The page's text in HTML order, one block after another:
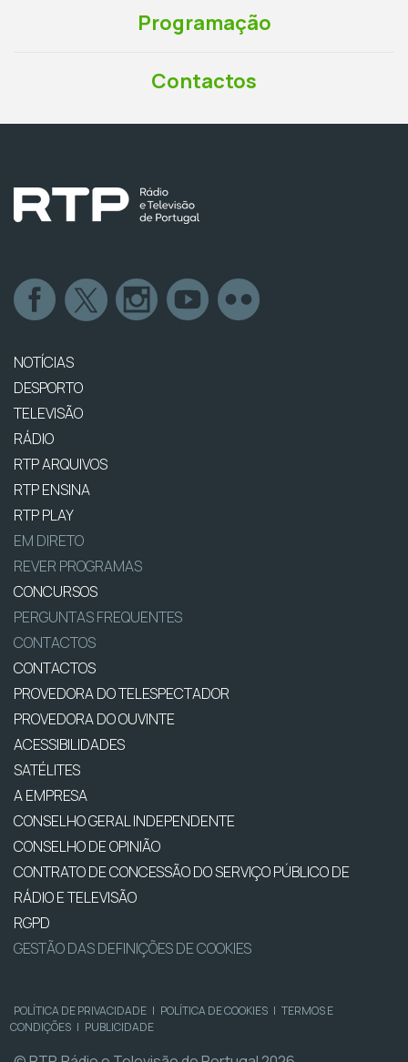
Programação
Contactos
NOTÍCIAS
DESPORTO
TELEVISÃO
RÁDIO
RTP ARQUIVOS
RTP ENSINA
RTP PLAY
EM DIRETO
REVER PROGRAMAS
CONCURSOS
PERGUNTAS FREQUENTES
CONTACTOS
CONTACTOS
PROVEDORA DO TELESPECTADOR
PROVEDORA DO OUVINTE
ACESSIBILIDADES
SATÉLITES
A EMPRESA
CONSELHO GERAL INDEPENDENTE
CONSELHO DE OPINIÃO
CONTRATO DE CONCESSÃO DO SERVIÇO PÚBLICO DE
RÁDIO E TELEVISÃO
RGPD
GESTÃO DAS DEFINIÇÕES DE COOKIES
POLÍTICA DE PRIVACIDADE | POLÍTICA DE COOKIES | TERMOS E
CONDIÇÕES | PUBLICIDADE